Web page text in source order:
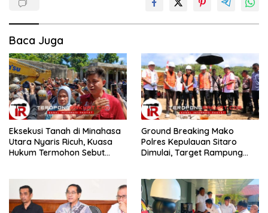
Baca Juga
Eksekusi Tanah di Minahasa
Utara Nyaris Ricuh, Kuasa
Hukum Termohon Sebut
Ground Breaking Mako
Polres Kepulauan Sitaro
Dimulai, Target Rampung